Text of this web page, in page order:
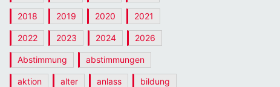
2018 2019 2020 2021
2022 2023 2024 2026
Abstimmung abstimmungen
aktion alter anlass bildung